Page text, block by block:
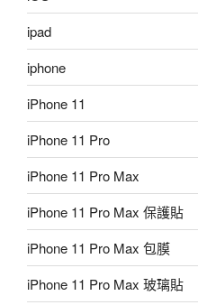
ipad
iphone
iPhone 11
iPhone 11 Pro
iPhone 11 Pro Max
iPhone 11 Pro Max 保護貼
iPhone 11 Pro Max 包膜
iPhone 11 Pro Max 玻璃貼